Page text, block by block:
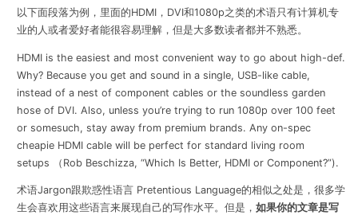
以下面段落为例，里面的HDMI， DVI和1080p之类的术语只有计算机专
业的人或者爱好者能很容易理解，但是大多数读者都并不熟悉。
HDMI is the easiest and most convenient way to go about high-def.
Why? Because you get and sound in a single, USB-like cable,
instead of a nest of component cables or the soundless garden
hose of DVI. Also, unless you’re trying to run 1080p over 100 feet
or somesuch, stay away from premium brands. Any on-spec
cheapie HDMI cable will be perfect for standard living room
setups （Rob Beschizza, “Which Is Better, HDMI or Component?”).
术语Jargon跟欺惑性语言Pretentious Language的相似之处是，很多学
生会喜欢用这些语言来展现自己的写作水平。但是， 如果你的文章是写